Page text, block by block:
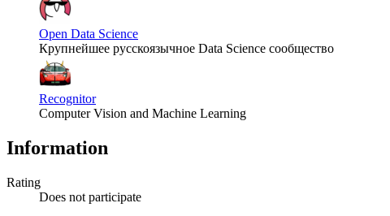
Open Data Science
Крупнейшее русскоязычное Data Science сообщество
Recognitor
Computer Vision and Machine Learning
Information
Rating
Does not participate